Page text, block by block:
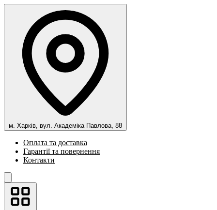
м. Харків, вул. Академіка Павлова, 88
Оплата та доставка
Гарантії та повернення
Контакти